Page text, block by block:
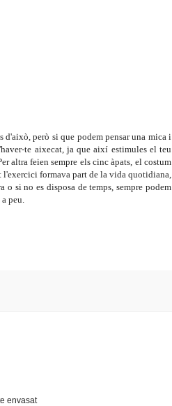
però si que podem pensar una mica i
te aixecat, ja que així estimules el teu
altra feien sempre els cinc àpats, el costum
l'exercici formava part de la vida quotidiana,
o si no es disposa de temps, sempre podem
peu.
envasat